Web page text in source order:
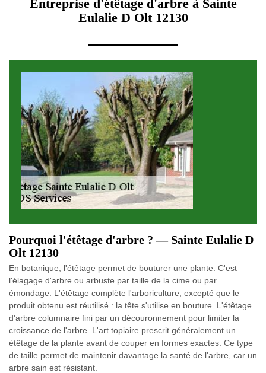
Entreprise d'étêtage d'arbre à Sainte
Eulalie D Olt 12130
Pourquoi l'étêtage d'arbre ? — Sainte Eulalie D
Olt 12130
En botanique, l'étêtage permet de bouturer une plante. C'est
l'élagage d'arbre ou arbuste par taille de la cime ou par
émondage. L'étêtage complète l'arboriculture, excepté que le
produit obtenu est réutilisé : la tête s'utilise en bouture. L'étêtage
d'arbre columnaire fini par un découronnement pour limiter la
croissance de l'arbre. L'art topiaire prescrit généralement un
étêtage de la plante avant de couper en formes exactes. Ce type
de taille permet de maintenir davantage la santé de l'arbre, car un
arbre sain est résistant.